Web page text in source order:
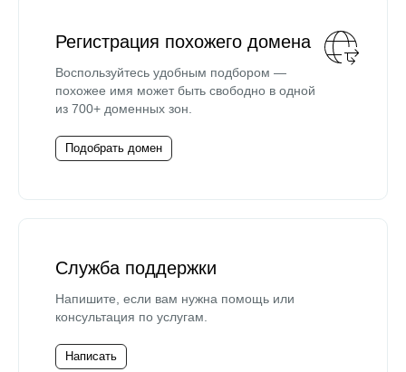
Регистрация похожего домена
Воспользуйтесь удобным подбором —
похожее имя может быть свободно в одной
из 700+ доменных зон.
Подобрать домен
Служба поддержки
Напишите, если вам нужна помощь или
консультация по услугам.
Написать